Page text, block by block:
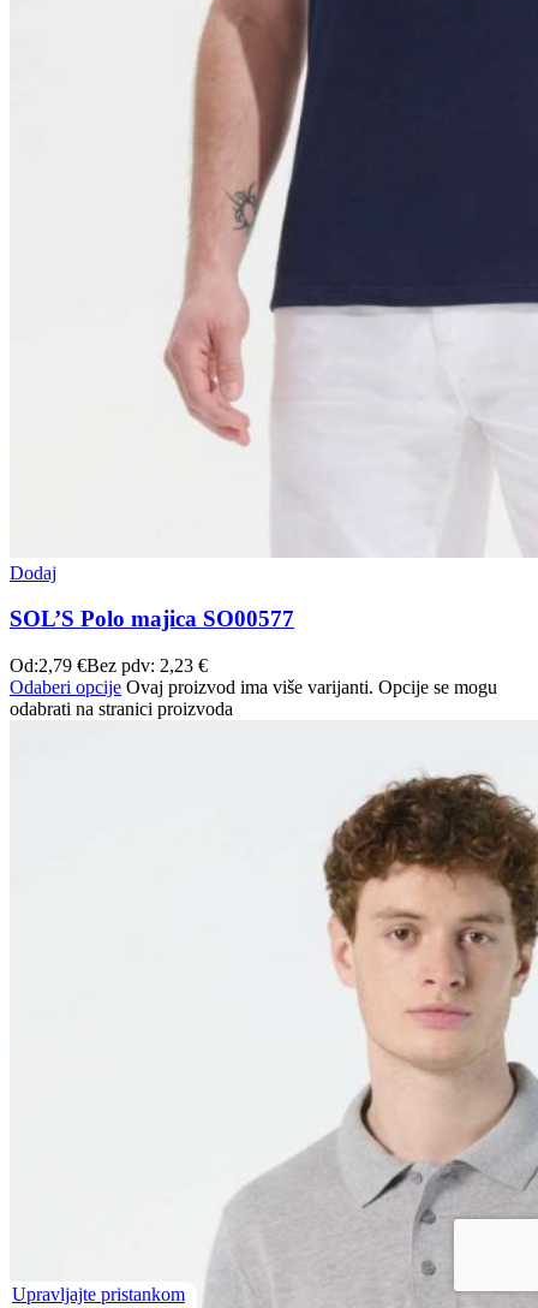
Dodaj
SOL’S Polo majica SO00577
Od:2,79 €Bez pdv: 2,23 €
Odaberi opcije Ovaj proizvod ima više varijanti. Opcije se mogu
odabrati na stranici proizvoda
Upravljajte pristankom